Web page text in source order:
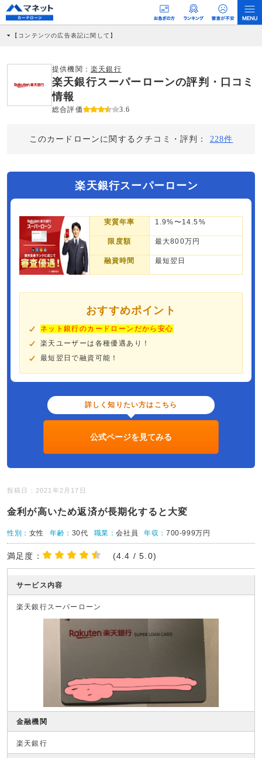
【コンテンツの広告表記に関して】
社に対して企業から紹介報酬が支払われるという収益モデルです。 ただし、特定の
商品を根拠なくPRするものではなく、当編集部の調査／ユーザーへの口コミ収集な
どに基づき、公平性を担保した情報提供を行っています。
提供機関： 楽天銀行
楽天銀行スーパーローンの評判・口コミ
情報
総合評価 3.6
このカードローンに関するクチコミ・評判： 228件
楽天銀行スーパーローン
実質年率 1.9%〜14.5%
限度額 最大800万円
融資時間 最短翌日
おすすめポイント
ネット銀行のカードローンだから安心
楽天ユーザーは各種優遇あり！
最短翌日で融資可能！
詳しく知りたい方はこちら
公式ページを見てみる
投稿日：2021年2月17日
金利が高いため返済が長期化すると大変
性別： 女性 年齢： 30代 職業：会社員 年収：700-999万円
満足度： (4.4 / 5.0)
サービス内容
楽天銀行スーパーローン
金融機関
楽天銀行